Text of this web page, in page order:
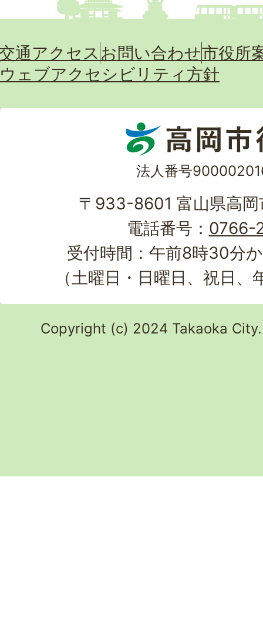
通アクセス お問い合わせ市役所
ウェブアクセシビリティ方針
法人番号
〒933-8601 富山県高
電話番号： 0766-
受付時間：午前8時30分
（土曜日・日曜日、祝日
Copyright (c) 2024 Takaoka